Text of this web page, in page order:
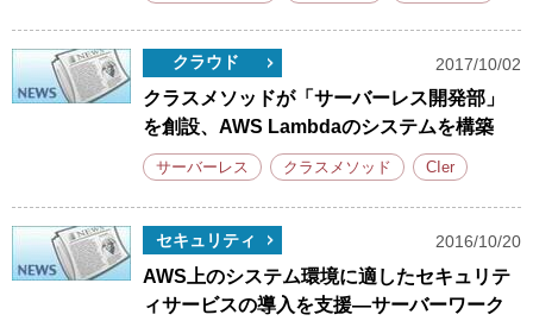
クラウド 2017/10/02
クラスメソッドが「サーバーレス開発部」
を創設、AWS Lambdaのシステムを構築
サーバーレス クラスメソッド CIer
セキュリティ 2016/10/20
AWS上のシステム環境に適したセキュリテ
ィサービスの導入を支援―サーバーワーク